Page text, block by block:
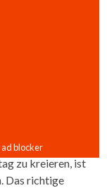
zu kreieren, ist
Das richtige